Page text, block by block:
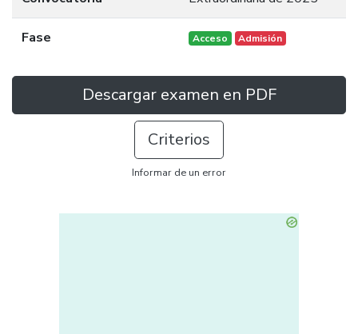
Fase Acceso Admisión
Descargar examen en PDF
Criterios
Informar de un error